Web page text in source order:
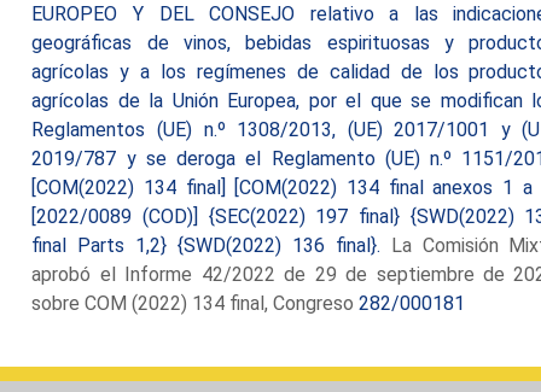
EUROPEO Y DEL CONSEJO relativo a las
geográficas de vinos, bebidas espirituosas y
agrícolas y a los regímenes de calidad de los
agrícolas de la Unión Europea, por el que se modifican
Reglamentos (UE) n.º 1308/2013, (UE) 2017/1001 y
2019/787 y se deroga el Reglamento (UE) n.º 1151/
[COM(2022) 134 final] [COM(2022) 134 final anexos 1 a
[2022/0089 (COD)] {SEC(2022) 197 final} {SWD(2022)
final Parts 1,2} {SWD(2022) 136 final}. La Comisión
aprobó el Informe 42/2022 de 29 de septiembre de
sobre COM (2022) 134 final, Congreso282/000181